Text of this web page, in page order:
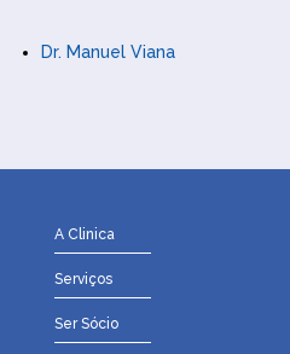
Dr. Manuel Viana
A Clinica
Serviços
Ser Sócio